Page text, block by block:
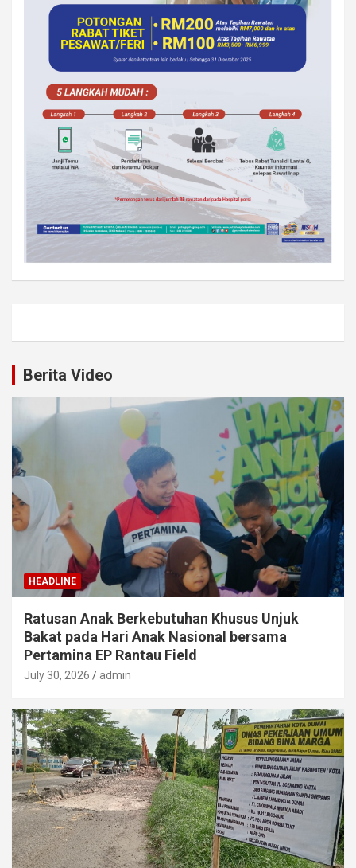
Berita Video
HEADLINE
Ratusan Anak Berkebutuhan Khusus Unjuk
Bakat pada Hari Anak Nasional bersama
Pertamina EP Rantau Field
July 30, 2026 admin